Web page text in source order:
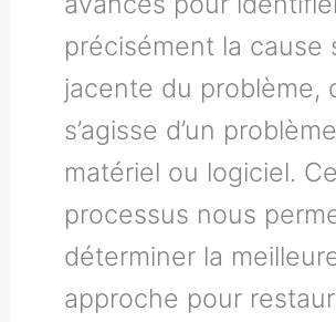
précisément la cause
jacente du problème,
s’agisse d’un problème
matériel ou logiciel. Ce
processus nous
déterminer la
approche pour